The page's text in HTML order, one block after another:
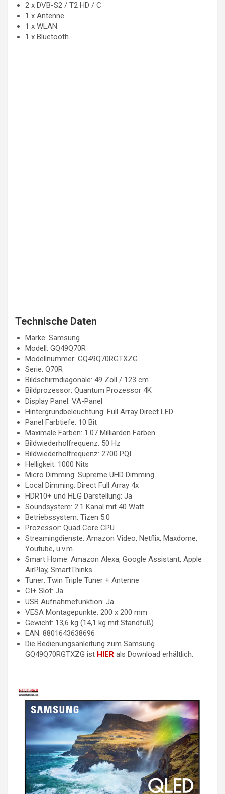
2 x DVB-S2 / T2 HD / C
1 x Antenne
1 x WLAN
1 x Bluetooth
Technische Daten
Marke: Samsung
Modell: GQ49Q70R
Modellnummer: GQ49Q70RGTXZG
Serie: Q70R
Bildschirmdiagonale: 49 Zoll / 123 cm
Bildprozessor: Quantum Prozessor 4K
Display Panel: VA-Panel
Hintergrundbeleuchtung: Full Array Direct LED
Panel Farbtiefe: 10 Bit
Maximale Farben: 1.07 Milliarden Farben
Bildwiederholfrequenz: 50 Hz
Bildwiederholfrequenz: 2700 PQI
Helligkeit: 1000 Nits
Micro Dimming: Supreme UHD Dimming
Local Dimming: Direct Full Array 4x
HDR10+ und HLG Darstellung: Ja
Soundsystem: 2.1 Kanal mit 40 Watt
Betriebssystem: Tizen 5.0
Prozessor: Quad Core CPU
Streamingdienste: Amazon Video, Netflix, Maxdome,
Youtube, u.v.m.
Smart Home: Amazon Alexa, Google Assistant, Apple
AirPlay, SmartThinks
Tuner: Twin Triple Tuner + Antenne
CI+ Slot: Ja
USB Aufnahmefunktion: Ja
VESA Montagepunkte: 200 x 200 mm
Gewicht: 13,6 kg (14,1 kg mit Standfuß)
EAN: 8801643638696
Die Bedienungsanleitung zum Samsung
GQ49Q70RGTXZG ist HIER als Download erhältlich.